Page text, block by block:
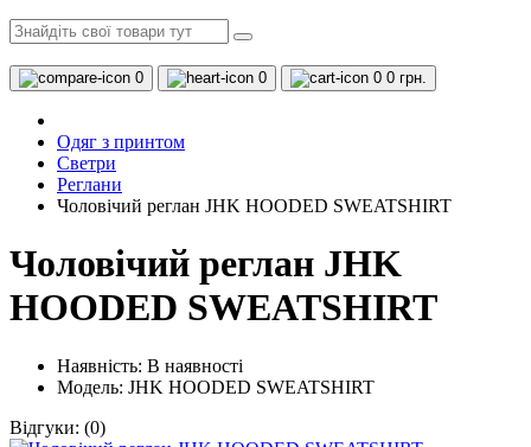
0 0 0 0 грн.
Одяг з принтом
Светри
Реглани
Чоловічий реглан JHK HOODED SWEATSHIRT
Чоловічий реглан JHK
HOODED SWEATSHIRT
Наявність: В наявності
Модель: JHK HOODED SWEATSHIRT
Відгуки: (0)